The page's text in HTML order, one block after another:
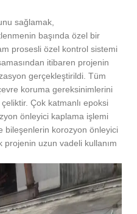
sağlamak,
başında özel bir
prosesli özel kontrol sistemi
itibaren projenin
gerçekleştirildi. Tüm
koruma gereksinimlerini
Çok katmanlı epoksi
önleyici kaplama işlemi
bileşenlerin korozyon önleyici
projenin uzun vadeli kullanım